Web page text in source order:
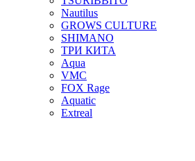
Nautilus
GROWS CULTURE
SHIMANO
ТРИ КИТА
Aqua
VMC
FOX Rage
Aquatic
Extreal